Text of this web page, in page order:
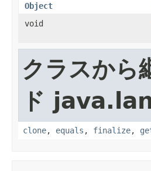
Object
void
クラスから
ド
clone, equals , finalize,